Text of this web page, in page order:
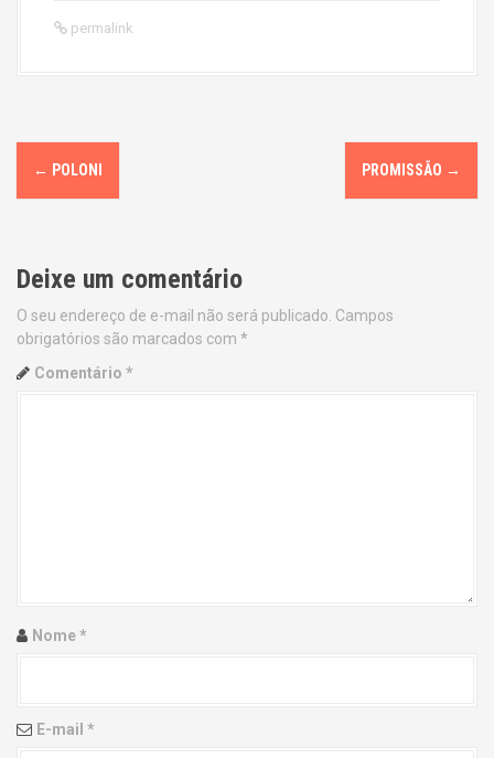
permalink
P
o
t
n
a
i
n
← POLONI PROMISSÃO →
Deixe um comentário
O seu endereço de e-mail não será publicado. Campos
obrigatórios são marcados com *
Comentário *
Nome*
E-mail *